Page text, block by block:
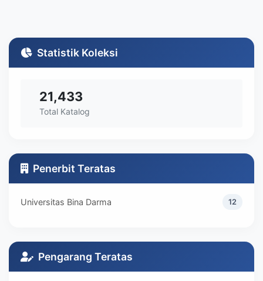
Statistik Koleksi
21,433
Total Katalog
Penerbit Teratas
Universitas Bina Darma 12
Pengarang Teratas